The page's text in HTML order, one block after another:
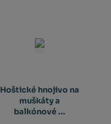
Hoštické hnojivo na
muškáty a
balkónové ...